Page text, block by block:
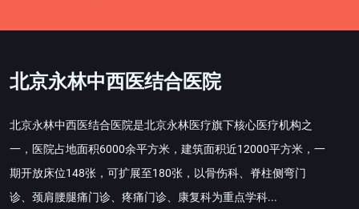
北京永林中西医结合医院
北京永林中西医结合医院是北京永林医疗旗下核心医疗机构之
一，医院占地面积6000余平方米，建筑面积近12000平方米，一
期开放床位148张，可扩展至180张，以骨伤科、脊柱侧弯门
诊、颈肩腰腿痛门诊、疼痛门诊、康复科为重点学科...